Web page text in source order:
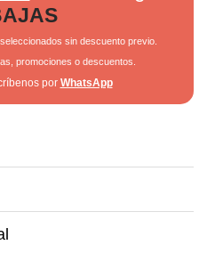
sin descuento previo.
promociones o descuentos.
por WhatsApp